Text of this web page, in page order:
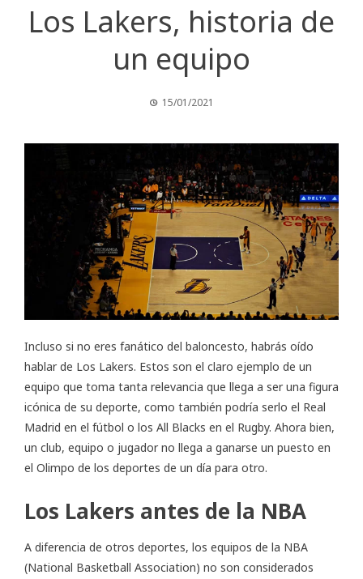
Los Lakers, historia de
un equipo
15/01/2021
Incluso si no eres fanático del baloncesto, habrás oído
hablar de Los Lakers. Estos son el claro ejemplo de un
equipo que toma tanta relevancia que llega a ser una figura
icónica de su deporte, como también podría serlo el Real
Madrid en el fútbol o los All Blacks en el Rugby. Ahora bien,
un club, equipo o jugador no llega a ganarse un puesto en
el Olimpo de los deportes de un día para otro.
Los Lakers antes de la NBA
A diferencia de otros deportes, los equipos de la NBA
(National Basketball Association) no son considerados